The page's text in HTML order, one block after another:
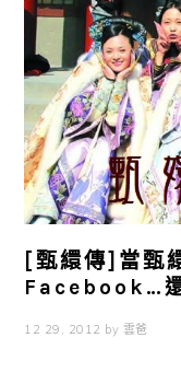
[甄繯傳]當甄
Facebook…
12 29, 2012 by 雲爸